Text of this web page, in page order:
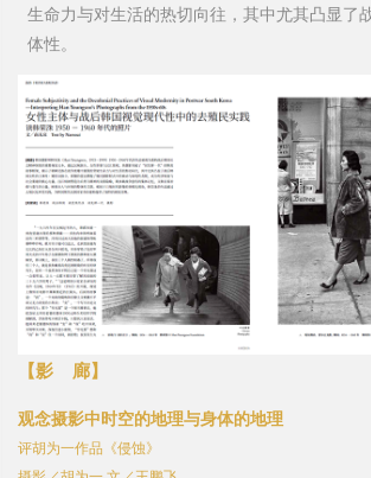
生命力与对生活的热切向往，其中尤其凸显了
体性。
【影 廊】
观念摄影中时空的地理与身体的地理
评胡为一作品《侵蚀》